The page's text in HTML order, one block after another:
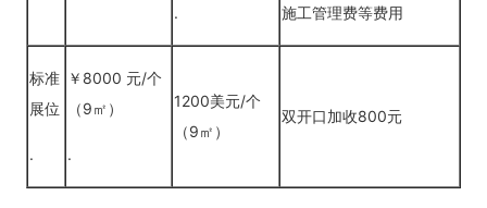
.
施工管理费等费用
标准
展位
.
￥8000 元/个
（9㎡）
.
1200美元/个
（9㎡）
双开口加收800元